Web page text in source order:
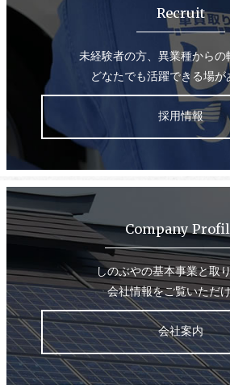
Recruit
未経験者の方、異業種からの
どなたでも活躍できる場が
採用情報
Company
しのぶやの基本事業と取
会社情報をご覧いただ
会社案内